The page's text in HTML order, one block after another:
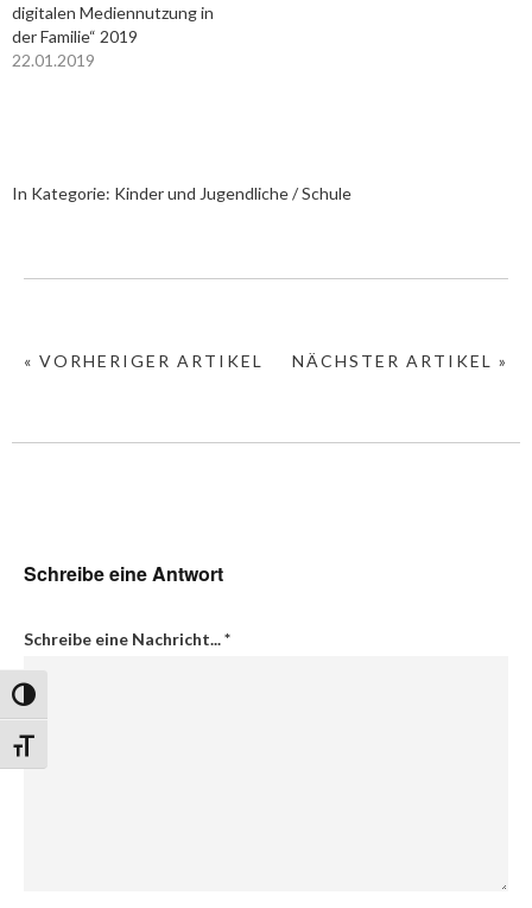
Umschalten auf hohe Kontraste
Schrift vergrößern
digitalen Mediennutzung in
der Familie“ 2019
22.01.2019
In Kategorie: Kinder und Jugendliche / Schule
NÄCHSTER ARTIKEL »
« VORHERIGER ARTIKEL
Schreibe eine Antwort
Schreibe eine Nachricht...*